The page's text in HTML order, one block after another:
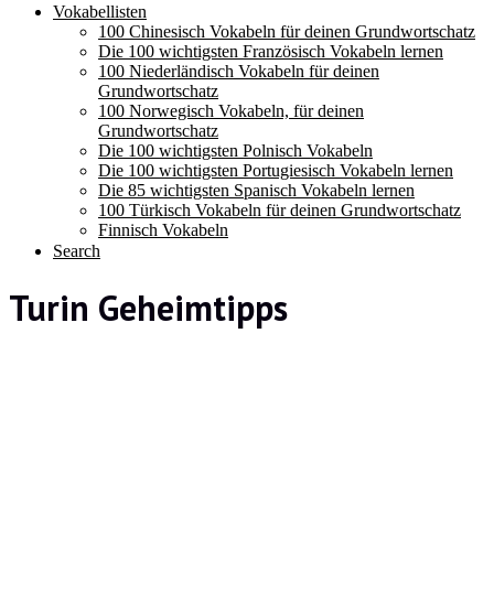
Vokabellisten
100 Chinesisch Vokabeln für deinen Grundwortschatz
Die 100 wichtigsten Französisch Vokabeln lernen
100 Niederländisch Vokabeln für deinen
Grundwortschatz
100 Norwegisch Vokabeln, für deinen
Grundwortschatz
Die 100 wichtigsten Polnisch Vokabeln
Die 100 wichtigsten Portugiesisch Vokabeln lernen
Die 85 wichtigsten Spanisch Vokabeln lernen
100 Türkisch Vokabeln für deinen Grundwortschatz
Finnisch Vokabeln
Search
Turin Geheimtipps